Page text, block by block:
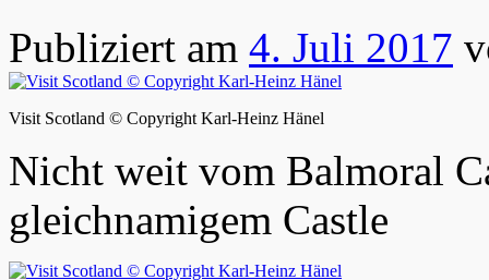
Publiziert am 4. Juli 2017
Visit Scotland © Copyright Karl-Heinz Hänel
Nicht weit vom Balmoral
gleichnamigem Castle